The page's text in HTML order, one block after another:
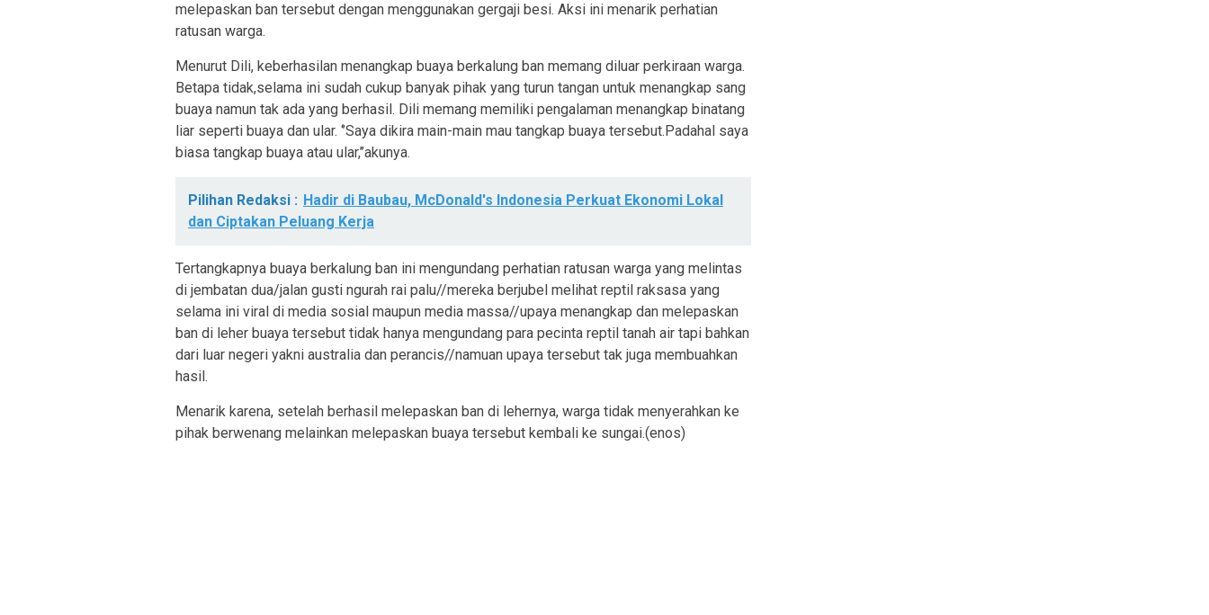
melepaskan ban tersebut dengan menggunakan gergaji besi. Aksi ini menarik perhatian
ratusan warga.
Menurut Dili, keberhasilan menangkap buaya berkalung ban memang diluar perkiraan warga.
Betapa tidak,selama ini sudah cukup banyak pihak yang turun tangan untuk menangkap sang
buaya namun tak ada yang berhasil. Dili memang memiliki pengalaman menangkap binatang
liar seperti buaya dan ular. ‘’Saya dikira main-main mau tangkap buaya tersebut.Padahal saya
biasa tangkap buaya atau ular,’’akunya.
Pilihan Redaksi : Hadir di Baubau, McDonald's Indonesia Perkuat Ekonomi Lokal
dan Ciptakan Peluang Kerja
Tertangkapnya buaya berkalung ban ini mengundang perhatian ratusan warga yang melintas
di jembatan dua/jalan gusti ngurah rai palu//mereka berjubel melihat reptil raksasa yang
selama ini viral di media sosial maupun media massa//upaya menangkap dan melepaskan
ban di leher buaya tersebut tidak hanya mengundang para pecinta reptil tanah air tapi bahkan
dari luar negeri yakni australia dan perancis//namuan upaya tersebut tak juga membuahkan
hasil.
Menarik karena, setelah berhasil melepaskan ban di lehernya, warga tidak menyerahkan ke
pihak berwenang melainkan melepaskan buaya tersebut kembali ke sungai.(enos)